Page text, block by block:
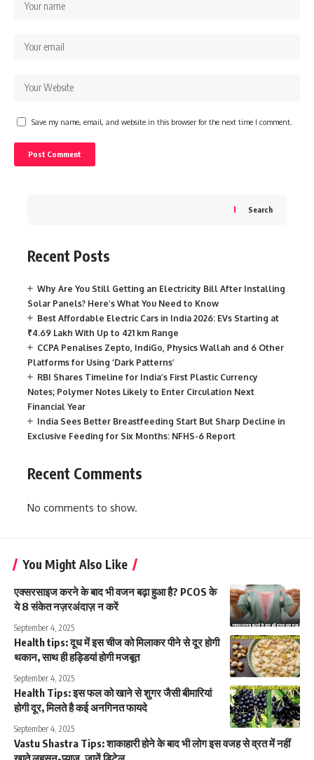
Save my name, email, and website in this browser for the next time I comment.
Search
Recent Posts
Why Are You Still Getting an Electricity Bill After Installing
Solar Panels? Here’s What You Need to Know
Best Affordable Electric Cars in India 2026: EVs Starting at
₹4.69 Lakh With Up to 421 km Range
CCPA Penalises Zepto, IndiGo, Physics Wallah and 6 Other
Platforms for Using ‘Dark Patterns’
RBI Shares Timeline for India’s First Plastic Currency
Notes; Polymer Notes Likely to Enter Circulation Next
Financial Year
India Sees Better Breastfeeding Start But Sharp Decline in
Exclusive Feeding for Six Months: NFHS-6 Report
Recent Comments
No comments to show.
You Might Also Like
एक्सरसाइज करने के बाद भी वजन बढ़ा हुआ है? PCOS के
ये 8 संकेत नज़रअंदाज़ न करें
September 4, 2025
Health tips: दूध में इस चीज को मिलाकर पीने से दूर होगी
थकान, साथ ही हड्डियां होगी मजबूत
September 4, 2025
Health Tips: इस फल को खाने से शुगर जैसी बीमारियां
होगी दूर, मिलते है कई अनगिनत फायदे
September 4, 2025
Vastu Shastra Tips: शाकाहारी होने के बाद भी लोग इस वजह से व्रत में नहीं